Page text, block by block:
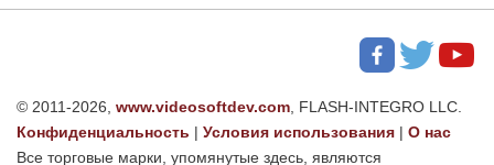
© 2011-2026, www.videosoftdev.com, FLASH-INTEGRO LLC.
Конфиденциальность | Условия использования | О нас
Все торговые марки, упомянутые здесь, являются